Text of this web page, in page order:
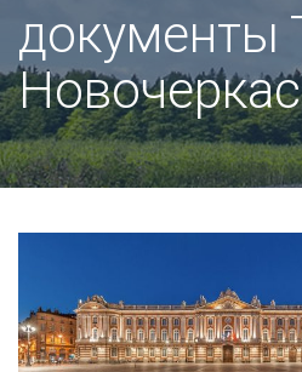
документы